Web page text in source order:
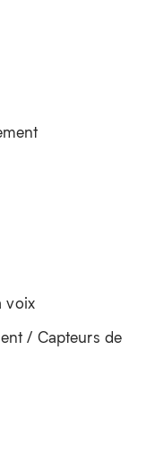
voix
/ Capteurs de